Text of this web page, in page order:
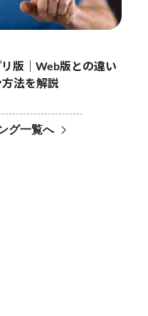
版｜Web版との違い
法を解説
グ一覧へ